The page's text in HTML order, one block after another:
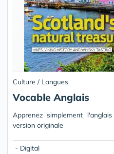
Culture / Langues
Vocable Anglais
Apprenez simplement
version originale
- Digital